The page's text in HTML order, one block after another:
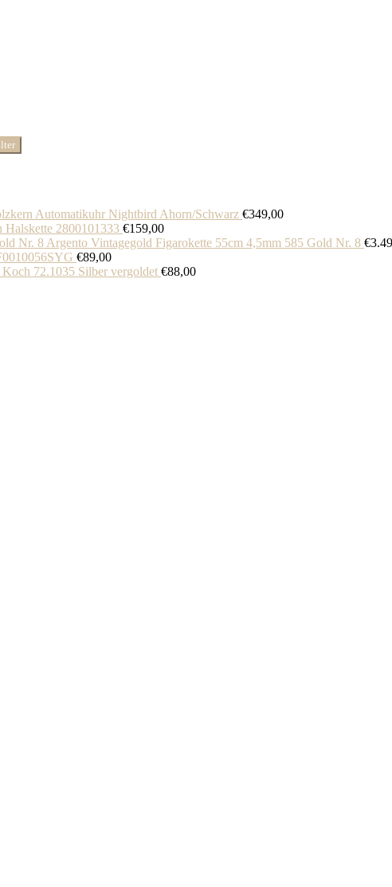
Automatikuhr Nightbird Ahorn/Schwarz €349,00
2800101333 €159,00
Argento Vintagegold Figarokette 55cm 4,5mm 585 Gold Nr. 8 €
€89,00
72.1035 Silber vergoldet €88,00